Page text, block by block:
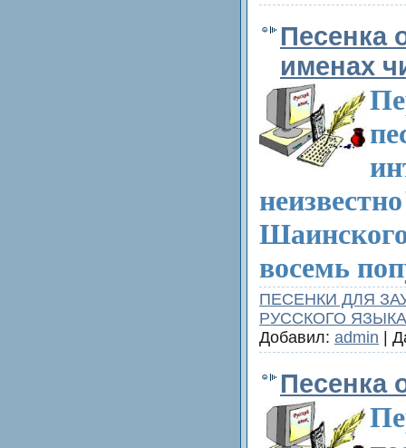
Песенка
именах
восемь
ПЕСЕНКИ ДЛЯ
РУССКОГО ЯЗЫКА
Добавил: admin |
Песенка